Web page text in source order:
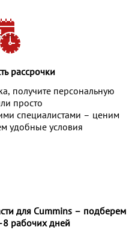
рассрочки
получите персональную
просто
специалистами – ценим
удобные условия
для Cummins – подберем
рабочих дней